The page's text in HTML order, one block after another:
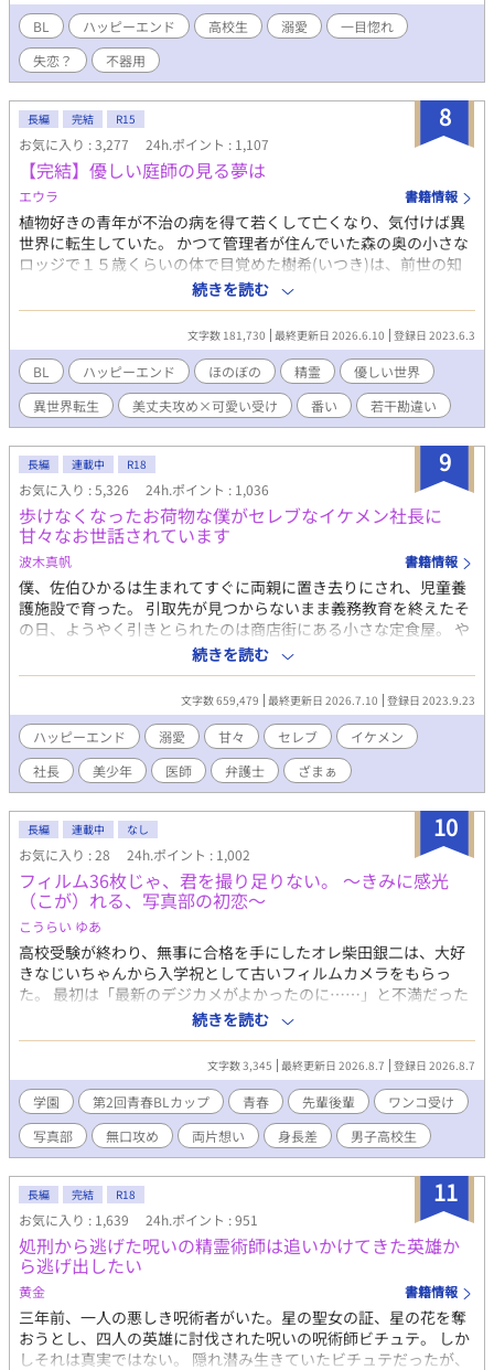
人がキスをしている。 その瞬間、目の前が真っ黒になった。もう
無理だ。俺がスイッチが切れたようにその場に立ち尽くした、そ
の時だった。前にいる彼から聞いたこともない怒声が俺の耳に届
いたのは。 ⚪︎佐藤玲央……微笑みの王子と呼ばれ、常に笑顔を絶
やさない。物腰柔らかな姿勢に男女問わずモテる ⚪︎中田真……両
親の転勤で引っ越してきた転校生。平凡な容姿で口が悪いがクラ
スに馴染めず誰とも話さないので王子しか知らないし、これから
も多分バレない ※全四話、予約投稿済み。 本編に攻めの名前が出
てこないの書き終わってから気が付いた。3/16タイトル少し変更
しました。 ※後日談を3/25に投稿予定←しました。Rを書くかは
まだ悩み中
BL ハッピーエンド 高校生 溺愛
一目惚れ
失恋？
不器用
8
長編 完結 R15
お気に入り : 3,277 24h.ポイント : 1,107
【完結】優しい庭師の見る夢は
エウラ 書籍情報
植物好きの青年が不治の病を得て若くして亡くなり、気付けば異
世界に転生していた。 かつて管理者が住んでいた森の奥の小さな
ロッジで１５歳くらいの体で目覚めた樹希(いつき)は、前世の知
識と森の精霊達の協力で森の木々や花の世話をしながら一人暮ら
しを満喫していくのだが･･･。 ※主人公総受けではありません。
精霊達は単なる家族・友人・保護者的な位置づけです。お互いが
そういう認識です。 基本的にほのぼのした話になると思います。
息抜きです。不定期更新。 ※タグには入れてませんが、女性もい
ます。 魔法や魔法薬で同性同士でも子供が出来るというふんわり
設定。 ※10万字いっても終わらないので、一応、長編に切り替え
ます。 お付き合い下さいませ。 ※だいぶ時間が空きましたが、無
事に【完結】しました。読んでくださってありがとうございま
す。
続きを読む
文字数 181,730 最終更新日 2026.6.10 登録日 2023.6.3
BL ハッピーエンド ほのぼの 精霊
優しい世界
異世界転生
美丈夫攻め×可愛い受け 番い 若干勘違い
9
長編 連載中 R18
お気に入り : 5,326 24h.ポイント : 1,036
歩けなくなったお荷物な僕がセレブなイケメン社長に
甘々なお世話されています
波木真帆 書籍情報
僕、佐伯ひかるは生まれてすぐに両親に置き去りにされ、児童養
護施設で育った。 引取先が見つからないまま義務教育を終えたそ
の日、ようやく引きとられたのは商店街にある小さな定食屋。 や
っと両親ができたと喜んだもの束の間、ただの労働力だったと知
るもどうすることもできず働き詰めの毎日を過ごしていた。 そん
なある日、買い物を言いつけられ急いで帰る途中に和服姿の少し
年配の女性を庇って交通事故に遭ってしまう。 もう一生歩けない
かもしれないと言われた僕は養父母からお荷物はいらないと言わ
れてしまって……。 可哀想な人生を送ってきた心優しい美少年と
セレブなイケメン社長とのハッピーエンド小説です。 R18には※
つけます。
続きを読む
文字数 659,479 最終更新日 2026.7.10 登録日 2023.9.23
ハッピーエンド 溺愛 甘々 セレブ
イケメン
社長
美少年 医師 弁護士 ざまぁ
10
長編 連載中 なし
お気に入り : 28 24h.ポイント : 1,002
フィルム36枚じゃ、君を撮り足りない。 〜きみに感光
（こが）れる、写真部の初恋〜
こうらい ゆあ
高校受験が終わり、無事に合格を手にしたオレ柴田銀二は、大好
きなじいちゃんから入学祝として古いフィルムカメラをもらっ
た。 最初は「最新のデジカメがよかったのに……」と不満だった
ものの、捨てることもできず引き出しの奥へしまい込んだ。 高校
生活が始まり、必須である部活選びに悩んでいた銀二が偶然目に
したのは、校内の掲示板に飾られていた一枚の写真だった。 その
作品に心を奪われた銀二は、気付けば写真部の扉を叩いていた。
そこで出会ったのは、個性的で賑やかな先輩たちと、あの写真を
撮影したどこか不愛想な先輩・小坂一誠。 カメラのことなんて何
もわからない銀二だったが、同じフィルムカメラを使う小坂先輩
に教わりながら、少しずつ写真の魅力と「撮る楽しさ」に夢中に
なっていく。 ファインダー越しに見つめるイチ先輩の真剣な横
顔。 ふとした瞬間に見せる優しい笑顔。 そんな彼の顔を見るた
び、胸は不思議なくらい高鳴る。 けれど、その理由が銀二自身は
わからずにいた。 ファインダー越しに重なっていく景色と、少し
ずつ色づいていく恋心。 一枚の写真から始まる、爽やかで甘酸っ
ぱい青春ＢＬ。
続きを読む
文字数 3,345 最終更新日 2026.8.7 登録日 2026.8.7
学園 第2回青春BLカップ 青春 先輩後輩
ワンコ受け
写真部
無口攻め 両片想い 身長差 男子高校生
11
長編 完結 R18
お気に入り : 1,639 24h.ポイント : 951
処刑から逃げた呪いの精霊術師は追いかけてきた英雄か
ら逃げ出したい
黄金 書籍情報
三年前、一人の悪しき呪術者がいた。星の聖女の証、星の花を奪
おうとし、四人の英雄に討伐された呪いの呪術師ビチュテ。 しか
しそれは真実ではない。 隠れ潜み生きていたビチュテだったが、